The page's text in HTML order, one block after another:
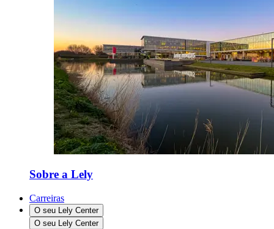
Sobre a Lely
Carreiras
O seu Lely Center
O seu Lely Center